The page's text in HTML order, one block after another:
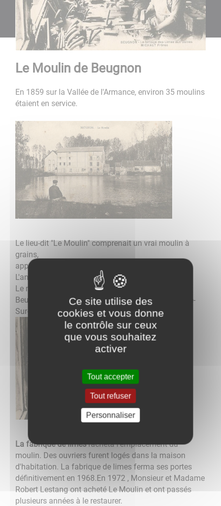
Le Moulin de Beugnon
En 1859 sur la Vallée de l'Armance, environ 35 moulins
étaient en service.
Le lieu-dit "Le Moulin" comprenait un vrai moulin à
grains,
appartenant à Monsieur Marcel DARLEY.
L'annexe faisait partie de l'usine de limes MICHAUT.
Le meunier vit brûler son moulin en 1924. Il quitta
Beugnon pour être négociant en grains à Villeneuve-
Sur-Yonne.
La fabrique de limesracheta l'emplacement du
moulin. Des ouvriers furent logés dans la maison
d'habitation. La fabrique de limes ferma ses portes
définitivement en 1968.En 1972 , Monsieur et Madame
Robert Lestang ont acheté Le Moulin et ont passés
plusieurs années à le restaurer.
Ce site utilise des
cookies et vous donne
le contrôle sur ceux
que vous souhaitez
activer
Tout accepter
Tout refuser
Personnaliser